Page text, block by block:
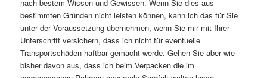
nach bestem Wissen und Gewissen. Wenn Sie dies aus
bestimmten Gründen nicht leisten können, kann ich das für Sie
unter der Voraussetzung übernehmen, wenn Sie mir mit Ihrer
Unterschrift versichern, dass ich nicht für eventuelle
Transportschäden haftbar gemacht werde. Gehen Sie aber wie
bisher davon aus, dass ich beim Verpacken die im